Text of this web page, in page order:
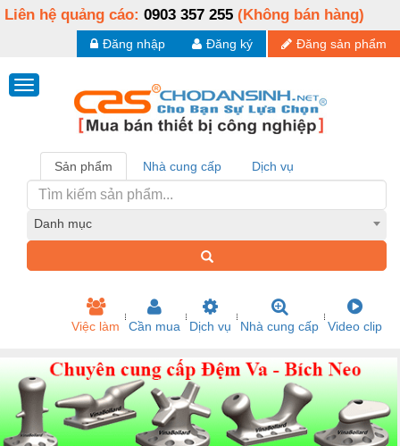
Liên hệ quảng cáo: 0903 357 255 (Không bán hàng)
Đăng sản phẩm
Đăng ký
Đăng nhập
Sản phẩm Nhà cung cấp Dịch vụ
Danh mục
Việc làm Cần mua Dịch vụ Nhà cung cấp Video clip